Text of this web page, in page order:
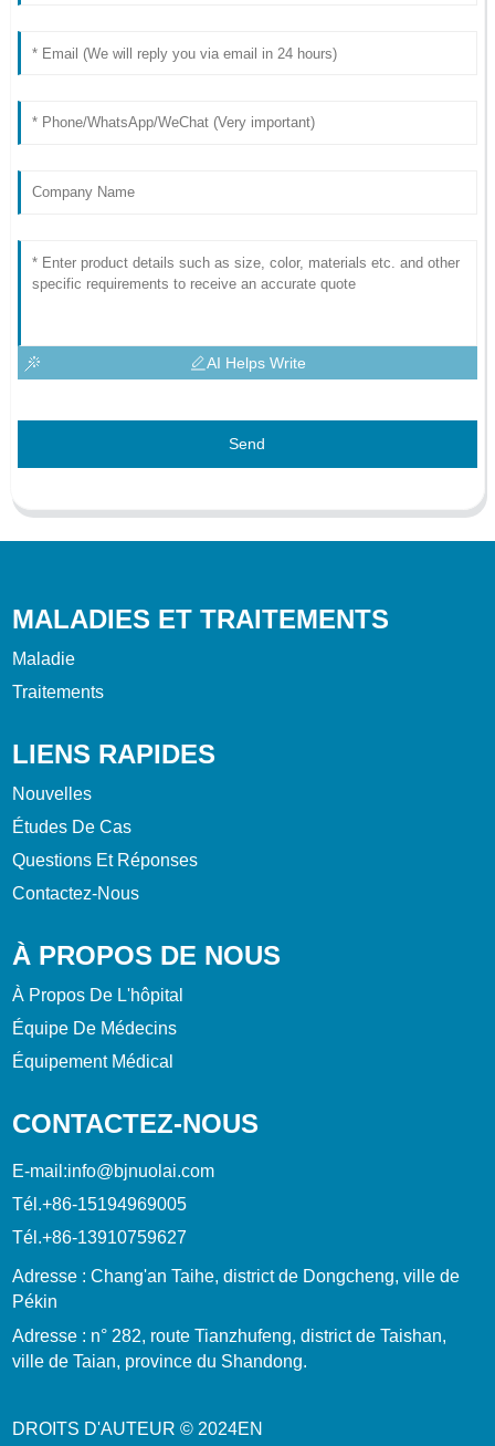
AI Helps Write
Send
MALADIES ET TRAITEMENTS
Maladie
Traitements
LIENS RAPIDES
Nouvelles
Études De Cas
Questions Et Réponses
Contactez-Nous
À PROPOS DE NOUS
À Propos De L'hôpital
Équipe De Médecins
Équipement Médical
CONTACTEZ-NOUS
E-mail:info@bjnuolai.com
Tél.+86-15194969005
Tél.+86-13910759627
Adresse : Chang'an Taihe, district de Dongcheng, ville de
Pékin
Adresse : n° 282, route Tianzhufeng, district de Taishan,
ville de Taian, province du Shandong.
DROITS D'AUTEUR © 2024EN